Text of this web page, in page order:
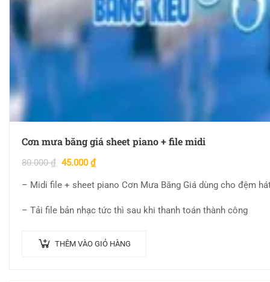
Cơn mưa băng giá sheet piano + file midi
80.000₫ 45.000₫
– Midi file + sheet piano Cơn Mưa Băng Giá dùng cho đệm
– Tải file bản nhạc tức thì sau khi thanh toán thành công
THÊM VÀO GIỎ HÀNG